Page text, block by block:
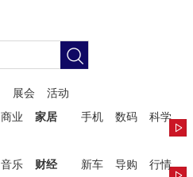
展会
活动
商业 家居 手机 数码
科学
音乐 财经 新车 导购
行情